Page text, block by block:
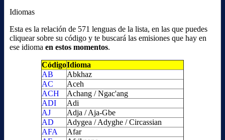
Idiomas
Esta es la relación de 571 lenguas de la lista, en las que puedes
cliquear sobre su código y te buscará las emisiones que hay en
ese idioma en estos momentos.
CódigoIdioma
AB
Abkhaz
AC
Aceh
ACH
Achang / Ngac'ang
ADI
Adi
AJ
Adja / Aja-Gbe
AD
Adygea / Adyghe / Circassian
AFA
Afar